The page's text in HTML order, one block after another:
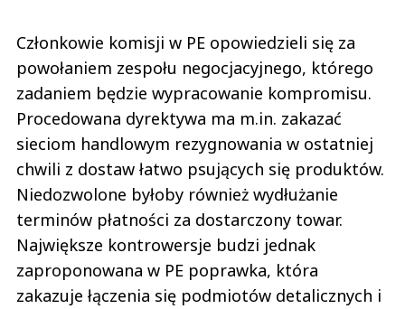
Członkowie komisji w PE opowiedzieli się za
powołaniem zespołu negocjacyjnego, którego
zadaniem będzie wypracowanie kompromisu.
Procedowana dyrektywa ma m.in. zakazać
sieciom handlowym rezygnowania w ostatniej
chwili z dostaw łatwo psujących się produktów.
Niedozwolone byłoby również wydłużanie
terminów płatności za dostarczony towar.
Największe kontrowersje budzi jednak
zaproponowana w PE poprawka, która
zakazuje łączenia się podmiotów detalicznych i